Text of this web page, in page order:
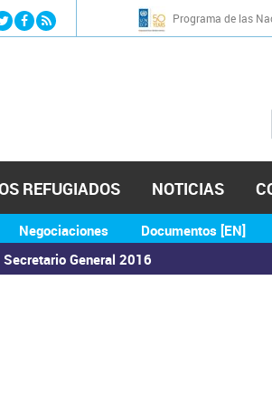
Jump to navigation Programa de las
General 2016
Negociaciones Documentos [EN]
REFUGIADOS NOTICIAS